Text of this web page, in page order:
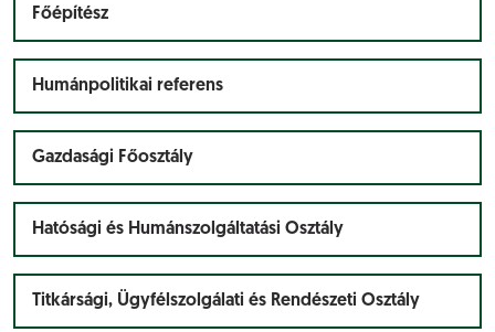
Főépítész
Humánpolitikai referens
Gazdasági Főosztály
Hatósági és Humánszolgáltatási Osztály
Titkársági, Ügyfélszolgálati és Rendészeti Osztály